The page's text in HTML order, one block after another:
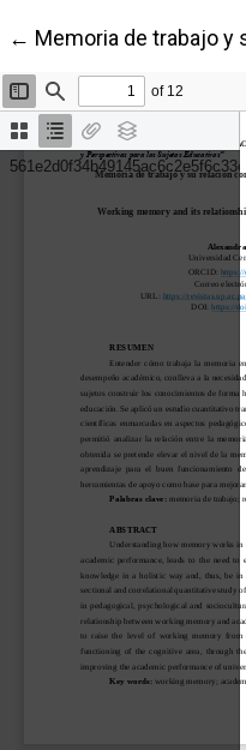
← Volver a los detalles
Memoria de trabajo y